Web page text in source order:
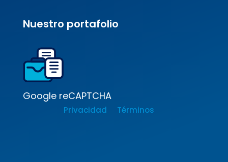
Nuestro portafolio
Google reCAPTCHA
Privacidad Términos